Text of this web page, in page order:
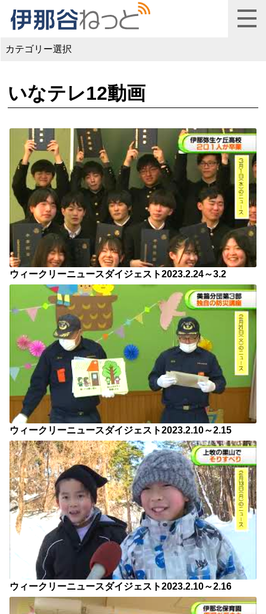
カテゴリー選択
いなテレ12動画
ウィークリーニュースダイジェスト2023.2.24～3.2
ウィークリーニュースダイジェスト2023.2.10～2.15
ウィークリーニュースダイジェスト2023.2.10～2.16